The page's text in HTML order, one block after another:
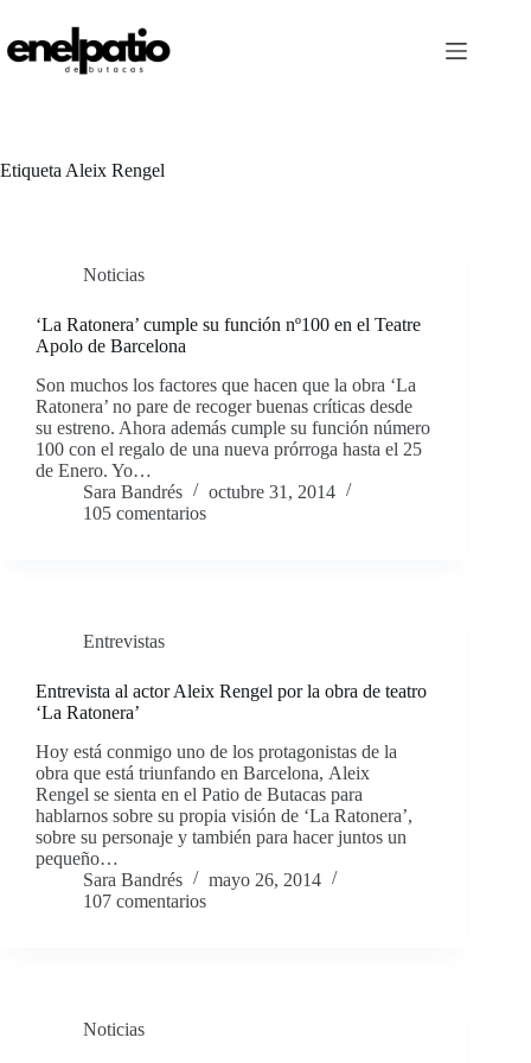
contenido
Etiqueta Aleix Rengel
Noticias
‘La Ratonera’ cumple su función nº100 en el Teatre
Apolo de Barcelona
Son muchos los factores que hacen que la obra ‘La
Ratonera’ no pare de recoger buenas críticas desde
su estreno. Ahora además cumple su función número
100 con el regalo de una nueva prórroga hasta el 25
de Enero. Yo…
Sara Bandrés
octubre 31, 2014
105 comentarios
Entrevistas
Entrevista al actor Aleix Rengel por la obra de teatro
‘La Ratonera’
Hoy está conmigo uno de los protagonistas de la
obra que está triunfando en Barcelona, Aleix
Rengel se sienta en el Patio de Butacas para
hablarnos sobre su propia visión de ‘La Ratonera’,
sobre su personaje y también para hacer juntos un
pequeño…
Sara Bandrés
mayo 26, 2014
107 comentarios
Noticias